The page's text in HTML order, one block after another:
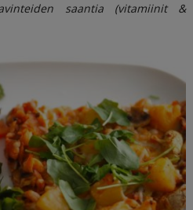
saantia (vitamiinit &